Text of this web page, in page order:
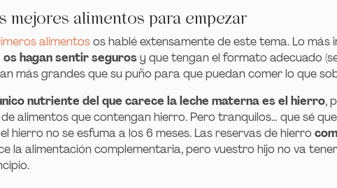
mejores alimentos para empezar
alimentosos hablé extensamente de este tema. Lo
hagan sentir segurosy que tengan el formato adecuado
más grandes que su puño para que puedan comer lo que
nutriente del que carece la leche materna es el hierro,
alimentos que contengan hierro. Pero tranquilos… que sé
hierro no se esfuma a los 6 meses. Las reservas de hierro
la alimentación complementaria, pero vuestro hijo no va